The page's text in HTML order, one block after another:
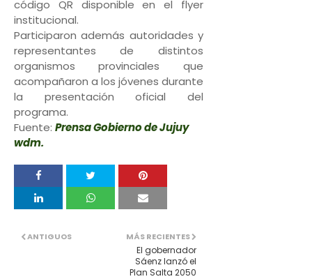
código QR disponible en el flyer
institucional.
Participaron además autoridades y
representantes de distintos
organismos provinciales que
acompañaron a los jóvenes durante
la presentación oficial del
programa.
Fuente: Prensa Gobierno de Jujuy
wdm.
MÁS RECIENTES
El gobernador
Sáenz lanzó el
Plan Salta 2050
ANTIGUOS